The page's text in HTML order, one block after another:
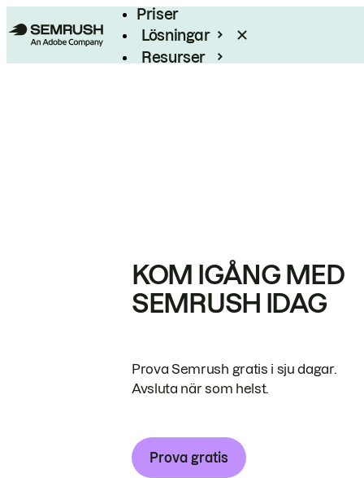
Priser
Lösningar
Resurser
KOM IGÅNG MED
SEMRUSH IDAG
Prova Semrush gratis i sju dagar.
Avsluta när som helst.
Prova gratis